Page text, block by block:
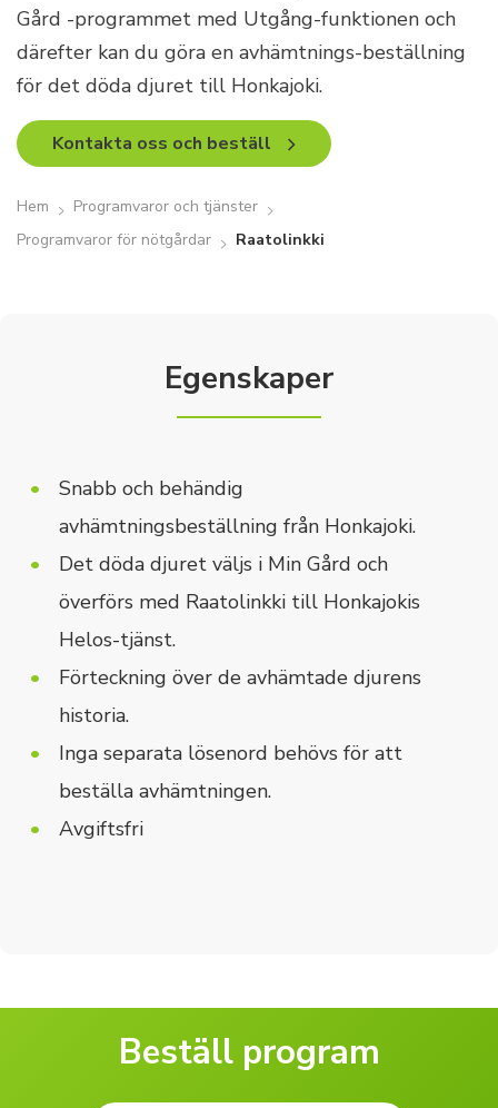
Gård -programmet med Utgång-funktionen och
därefter kan du göra en avhämtnings-beställning
för det döda djuret till Honkajoki.
Kontakta oss och beställ
Hem
Programvaror och tjänster
Programvaror för nötgårdar
Raatolinkki
Egenskaper
Snabb och behändig
avhämtningsbeställning från Honkajoki.
Det döda djuret väljs i Min Gård och
överförs med Raatolinkki till Honkajokis
Helos-tjänst.
Förteckning över de avhämtade djurens
historia.
Inga separata lösenord behövs för att
beställa avhämtningen.
Avgiftsfri
Beställ program